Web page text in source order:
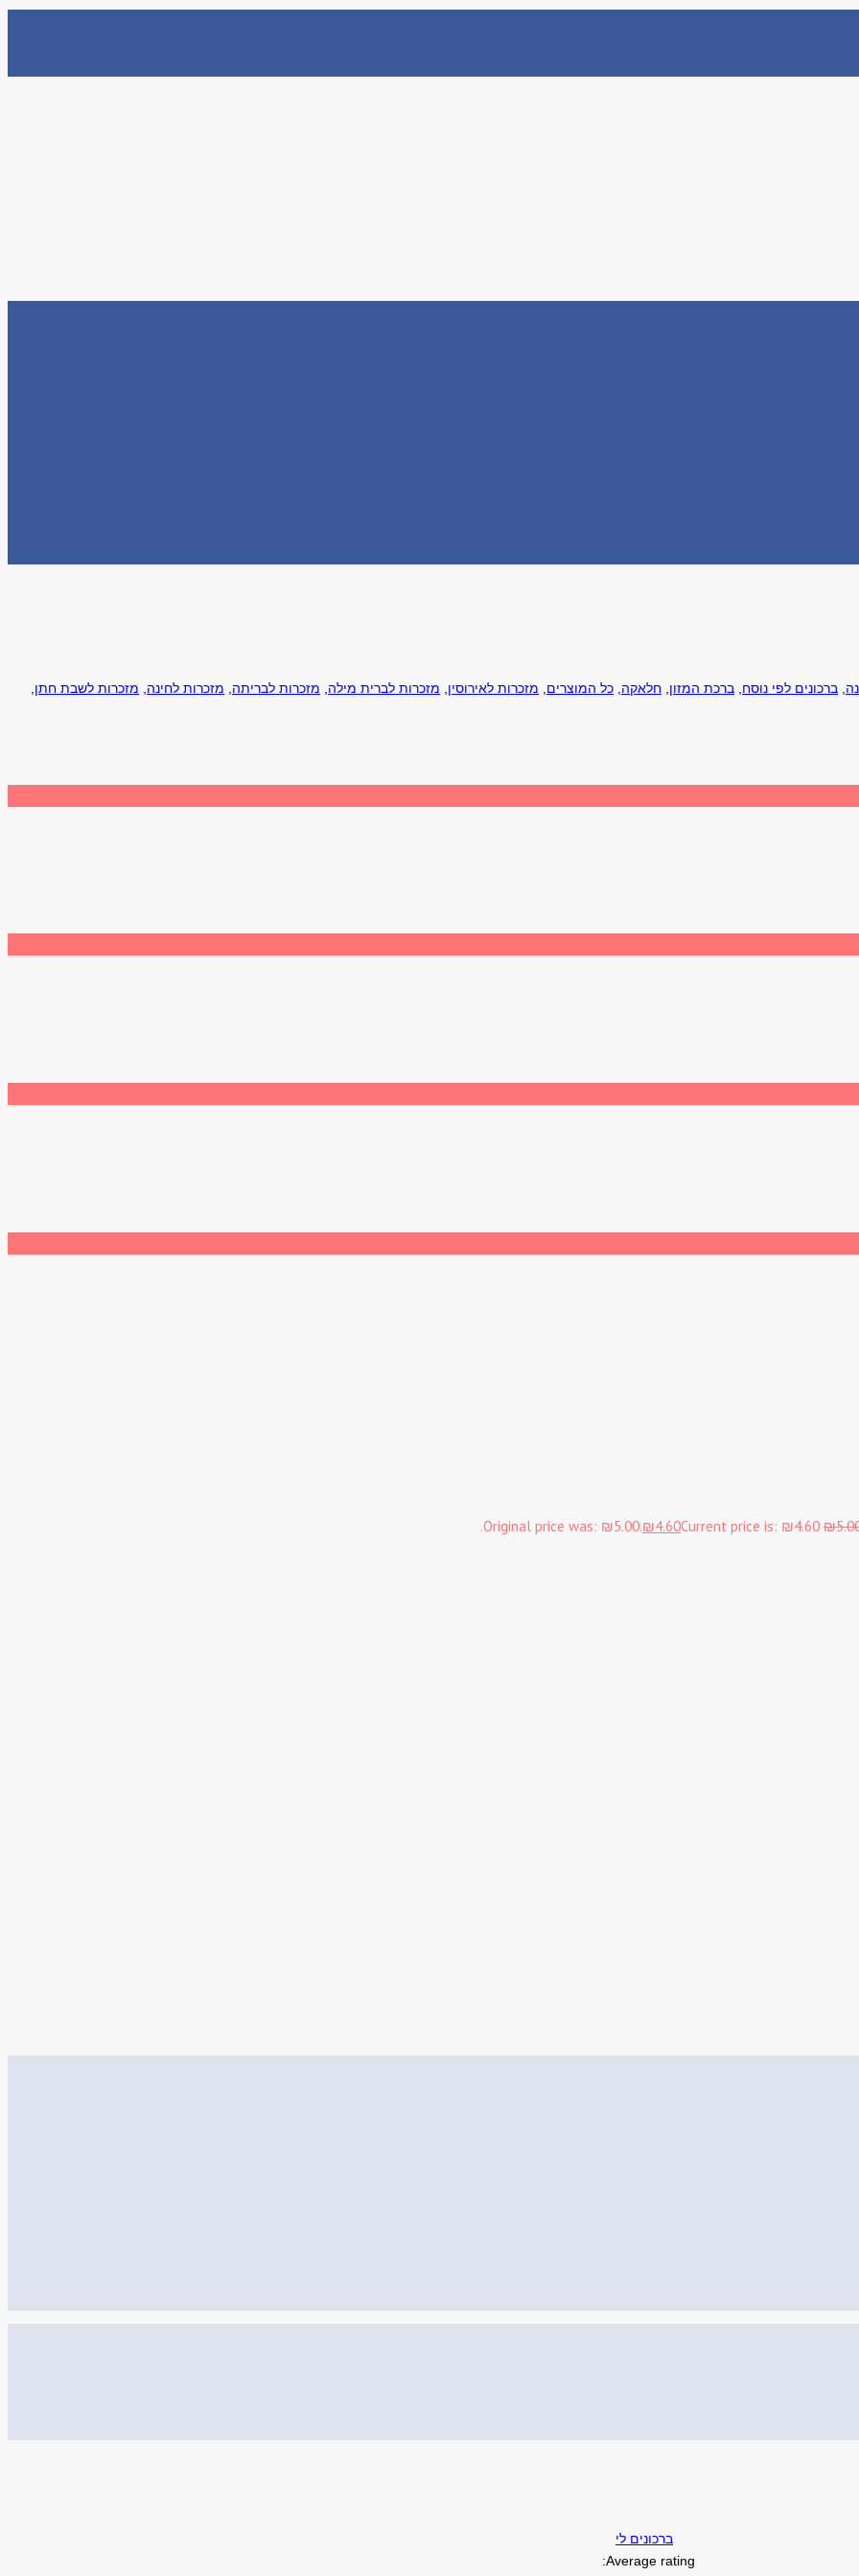
ברכונים לפי נוסח ברכת המזון חלאקה כל המוצרים מזכרות לאירוסין מזכרות לברית מילה מזכרות לבריתה מזכרות לחינה מזכרות לשבת חתן
₪
Original price was: ₪5.00.₪4.60Current price is: ₪4.60.
ברכונים לי
Average rating: